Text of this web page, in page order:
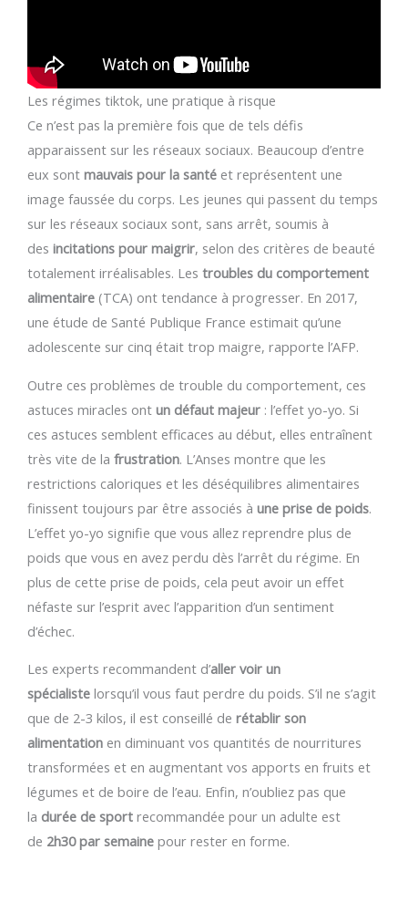
Les régimes tiktok, une pratique à risque
Ce n’est pas la première fois que de tels défis
apparaissent sur les réseaux sociaux. Beaucoup d’entre
eux sont mauvais pour la santé et représentent une
image faussée du corps. Les jeunes qui passent du temps
sur les réseaux sociaux sont, sans arrêt, soumis à
des incitations pour maigrir, selon des critères de beauté
totalement irréalisables. Les troubles du comportement
alimentaire (TCA) ont tendance à progresser. En 2017,
une étude de Santé Publique France estimait qu’une
adolescente sur cinq était trop maigre, rapporte l’AFP.
Outre ces problèmes de trouble du comportement, ces
astuces miracles ont un défaut majeur : l’effet yo-yo. Si
ces astuces semblent efficaces au début, elles entraînent
très vite de la frustration. L’Anses montre que les
restrictions caloriques et les déséquilibres alimentaires
finissent toujours par être associés à une prise de poids.
L’effet yo-yo signifie que vous allez reprendre plus de
poids que vous en avez perdu dès l’arrêt du régime. En
plus de cette prise de poids, cela peut avoir un effet
néfaste sur l’esprit avec l’apparition d’un sentiment
d’échec.
Les experts recommandent d’aller voir un
spécialiste lorsqu’il vous faut perdre du poids. S’il ne s’agit
que de 2-3 kilos, il est conseillé de rétablir son
alimentation en diminuant vos quantités de nourritures
transformées et en augmentant vos apports en fruits et
légumes et de boire de l’eau. Enfin, n’oubliez pas que
la durée de sport recommandée pour un adulte est
de 2h30 par semaine pour rester en forme.